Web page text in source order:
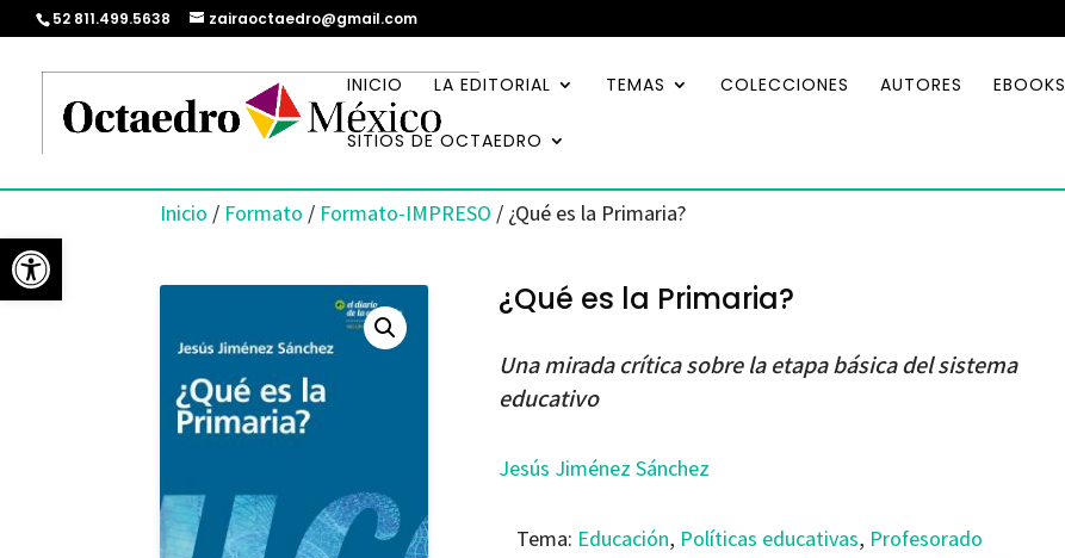
Abrir barra de herramientas
52 811.499.5638 zairaoctaedro@gmail.com
INICIO LA EDITORIAL TEMAS COLECCIONES AUTORES EBOOKS
SITIOS DE OCTAEDRO
Inicio / Formato / Formato-IMPRESO / ¿Qué es la Primaria?
¿Qué es la Primaria?
Una mirada crítica sobre la etapa básica del sistema
educativo
Jesús Jiménez Sánchez
Tema: Educación, Políticas educativas, Profesorado